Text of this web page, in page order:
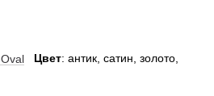
Цвет: антик, сатин, золото,